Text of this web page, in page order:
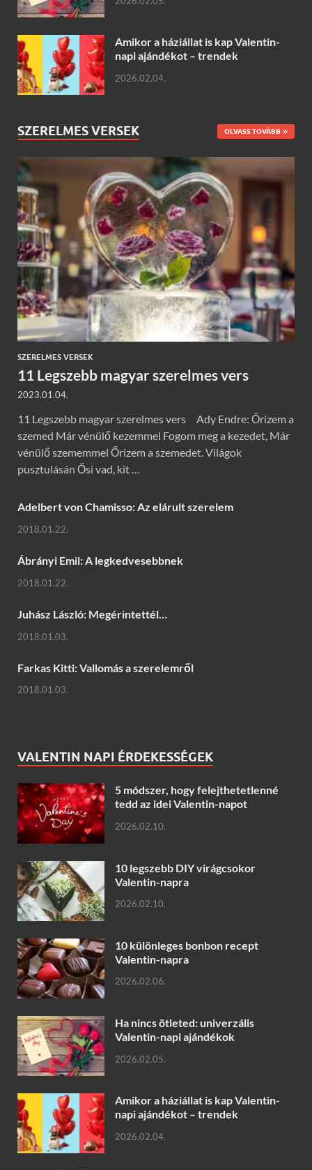
Amikor a háziállat is kap Valentin-
napi ajándékot – trendek
2026.02.04.
SZERELMES VERSEK OLVASS TOVÁBB
SZERELMES VERSEK
11 Legszebb magyar szerelmes vers
2023.01.04.
11 Legszebb magyar szerelmes vers Ady Endre: Őrizem a
szemed Már vénülő kezemmel Fogom meg a kezedet, Már
vénülő szememmel Őrizem a szemedet. Világok
pusztulásán Ősi vad, kit …
Adelbert von Chamisso: Az elárult szerelem
2018.01.22.
Ábrányi Emil: A legkedvesebbnek
2018.01.22.
Juhász László: Megérintettél…
2018.01.03.
Farkas Kitti: Vallomás a szerelemről
2018.01.03.
VALENTIN NAPI ÉRDEKESSÉGEK
5 módszer, hogy felejthetetlenné
tedd az idei Valentin-napot
2026.02.10.
10 legszebb DIY virágcsokor
Valentin-napra
2026.02.10.
10 különleges bonbon recept
Valentin-napra
2026.02.06.
Ha nincs ötleted: univerzális
Valentin-napi ajándékok
2026.02.05.
Amikor a háziállat is kap Valentin-
napi ajándékot – trendek
2026.02.04.